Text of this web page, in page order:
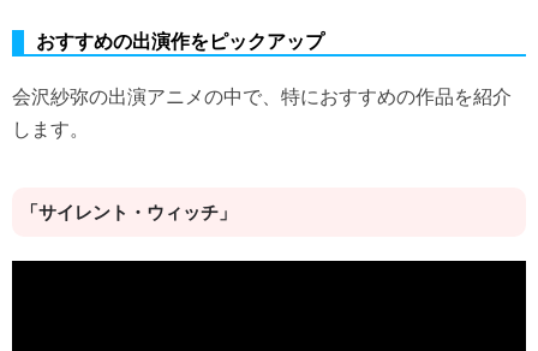
おすすめの出演作をピックアップ
会沢紗弥の出演アニメの中で、特におすすめの作品を紹介
します。
「サイレント・ウィッチ」